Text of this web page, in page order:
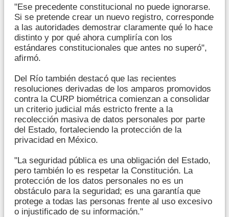
"Ese precedente constitucional no puede ignorarse.
Si se pretende crear un nuevo registro, corresponde
a las autoridades demostrar claramente qué lo hace
distinto y por qué ahora cumpliría con los
estándares constitucionales que antes no superó",
afirmó.
Del Río también destacó que las recientes
resoluciones derivadas de los amparos promovidos
contra la CURP biométrica comienzan a consolidar
un criterio judicial más estricto frente a la
recolección masiva de datos personales por parte
del Estado, fortaleciendo la protección de la
privacidad en México.
"La seguridad pública es una obligación del Estado,
pero también lo es respetar la Constitución. La
protección de los datos personales no es un
obstáculo para la seguridad; es una garantía que
protege a todas las personas frente al uso excesivo
o injustificado de su información."